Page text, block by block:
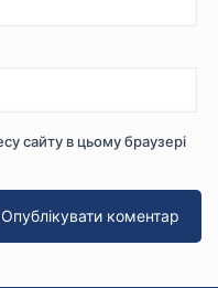
сайту в цьому браузері